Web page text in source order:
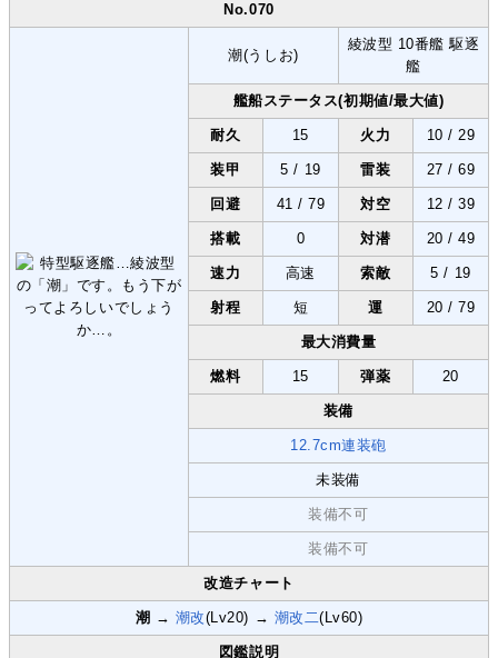
No.070
潮(うしお)
綾波型 10番艦 駆逐
艦
艦船ステータス(初期値/最大値)
耐久 15 火力 10 / 29
装甲 5 / 19 雷装 27 / 69
回避 41 / 79 対空 12 / 39
搭載 0 対潜 20 / 49
速力 高速 索敵 5 / 19
射程 短 運 20 / 79
最大消費量
燃料 15 弾薬 20
装備
12.7cm連装砲
未装備
装備不可
装備不可
改造チャート
潮 → 潮改(Lv20) → 潮改二(Lv60)
図鑑説明